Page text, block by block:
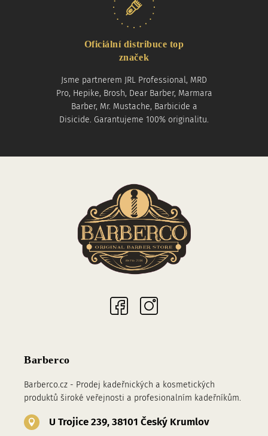
Oficiální distribuce top
značek
Jsme partnerem JRL Professional, MRD
Pro, Hepike, Brosh, Dear Barber, Marmara
Barber, Mr. Mustache, Barbicide a
Disicide. Garantujeme 100% originalitu.
Barberco
Barberco.cz - Prodej kadeřnických a kosmetických
produktů široké veřejnosti a profesionalním kadeřníkům.
U Trojice 239, 38101 Český Krumlov